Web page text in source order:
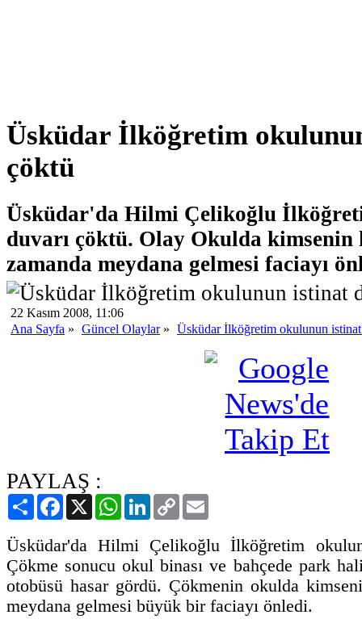
Üsküdar İlköğretim
çöktü
Üsküdar'da Hilmi Çelikoğlu
duvarı çöktü. Olay Okulda kimsenin
zamanda meydana gelmesi faciayı
22 Kasım 2008, 11:06
Ana Sayfa » Güncel Olaylar» Üsküdar İlköğretim okulunun istinat
PAYLAŞ :
PaylaşFacebook
X WhatsAppLinkedIn
Copy
Link
Üsküdar'da Hilmi Çelikoğlu İlköğretim
Çökme sonucu okul binası ve bahçede park
otobüsü hasar gördü. Çökmenin okulda
meydana gelmesi büyük bir faciayı önledi.